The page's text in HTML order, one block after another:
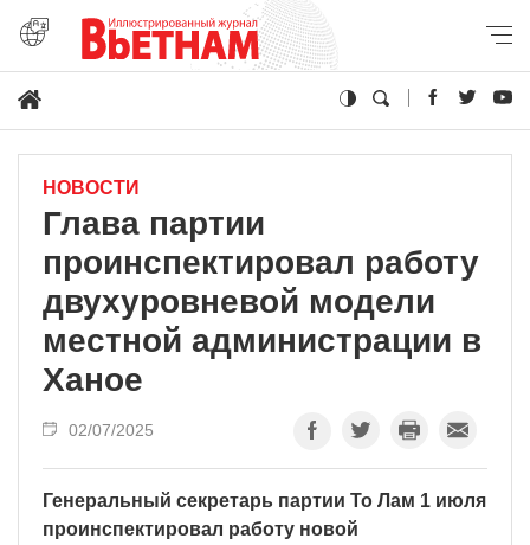
НОВОСТИ
Глава партии
проинспектировал работу
двухуровневой модели
местной администрации в
Ханое
02/07/2025
Генеральный секретарь партии То Лам 1 июля
проинспектировал работу новой